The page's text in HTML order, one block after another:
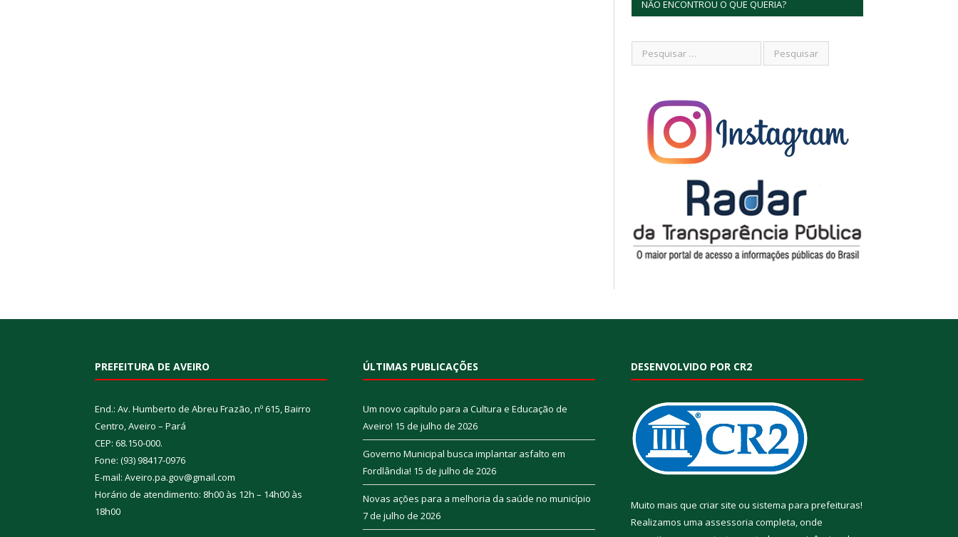
NÃO ENCONTROU O QUE QUERIA?
PREFEITURA DE AVEIRO
End.: Av. Humberto de Abreu Frazão, nº 615, Bairro
Centro, Aveiro – Pará
CEP: 68.150-000.
Fone: (93) 98417-0976
E-mail: Aveiro.pa.gov@gmail.com
Horário de atendimento: 8h00 às 12h – 14h00 às
18h00
ÚLTIMAS PUBLICAÇÕES
Um novo capítulo para a Cultura e Educação de
Aveiro! 15 de julho de 2026
Governo Municipal busca implantar asfalto em
Fordlândia! 15 de julho de 2026
Novas ações para a melhoria da saúde no município
7 de julho de 2026
DESENVOLVIDO POR CR2
Muito mais que criar site ou sistema para prefeituras!
Realizamos uma assessoria completa, onde